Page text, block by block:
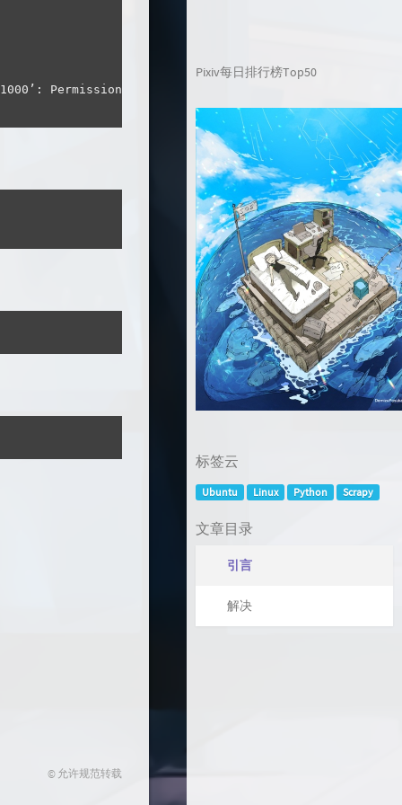
1000 ’: Permission denied
© 允许规范转载
Pixiv每日排行榜Top50
标签云
Ubuntu Linux Python Scrapy
文章目录
引言
解决